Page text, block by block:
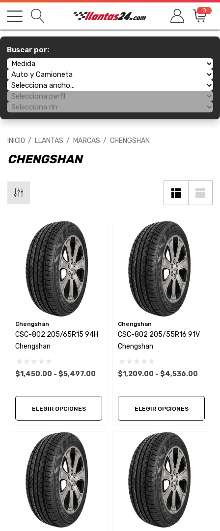
0
Buscar por:
INICIO LLANTAS MARCAS CHENGSHAN
CHENGSHAN
Chengshan
CSC-802 205/65R15 94H
Chengshan
$1,450.00 - $5,497.00
ELEGIR OPCIONES
Chengshan
CSC-802 205/55R16 91V
Chengshan
$1,209.00 - $4,536.00
ELEGIR OPCIONES